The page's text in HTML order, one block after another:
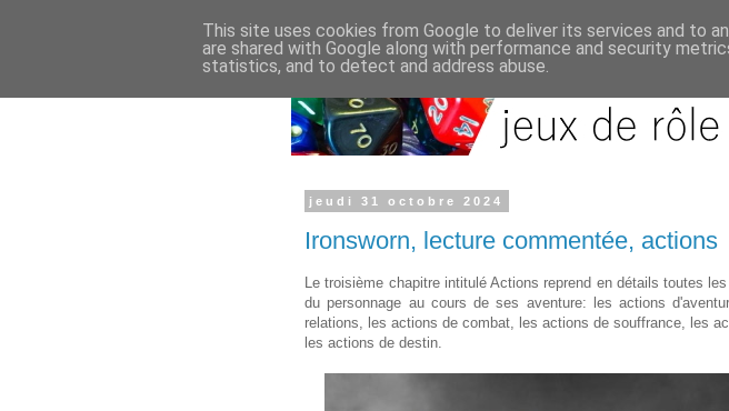
jeudi 31 octobre 2024
Ironsworn, lecture commentée, actions
Le troisième chapitre intitulé Actions reprend en détails toutes
du personnage au cours de ses aventure: les actions
relations, les actions de combat, les actions de souffrance, les
les actions de destin.
This site uses cookies from Google to deliver its services and to
are shared with Google along with performance and security
statistics, and to detect and address abuse.